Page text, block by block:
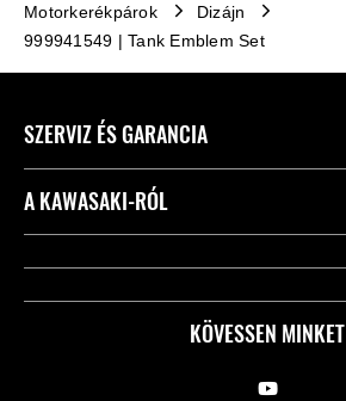
Motorkerékpárok
Dizájn
999941549 | Tank Emblem Set
KÖVESSEN MINKET
SZERVIZ ÉS GARANCIA
Kapcsolat
Hasznos linkek
A KAWASAKI-RÓL
Vállalatunk